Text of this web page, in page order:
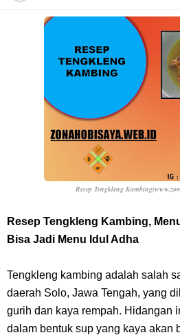
Profil Anwar Hafid, Politisi Yang
Tengah
Resep Pesmol Ikan Mas, Makanan
Arti Bendera Barbados, Negara
Karibia
Cara Daftar Danamon Mobile Banking,
7 Fakta Elbaph One Piece, Menjadi
Dikunjungi
Resep Tengkleng
Resep Tengkleng Kambing,
Bisa Jadi Menu Idul Adha
Tengkleng kambing adalah salah
daerah Solo, Jawa Tengah, yang
gurih dan kaya rempah. Hidangan
dalam bentuk sup yang kaya akan